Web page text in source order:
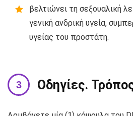
βελτιώνει τη σεξουαλική
γενική ανδρική υγεία,
υγείας του προστάτη.
Οδηγίες.